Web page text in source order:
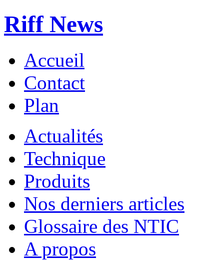
Riff News
Accueil
Contact
Plan
Actualités
Technique
Produits
Nos derniers articles
Glossaire des NTIC
A propos